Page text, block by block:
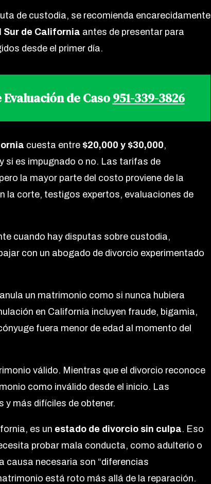
de custodia, se recomienda encarecidamente
Sur de California antes de presentar para
desde el primer día.
de Caso951-339-3826
cuesta entre $20,000 y $30,000,
si es impugnado o no. Las tarifas de
la mayor parte del costo proviene de la
la corte, testigos expertos, evaluaciones de
cuando hay disputas sobre custodia,
con un abogado de divorcio experimentado
un matrimonio como si nunca hubiera
en California incluyen fraude, bigamia,
fuera menor de edad al momento del
válido. Mientras que el divorcio reconoce
como inválido desde el inicio. Las
y más difíciles de obtener.
es un estado de divorcio sin culpa. Eso
probar mala conducta, como adulterio o
causa necesaria son “diferencias
está roto más allá de la reparación.